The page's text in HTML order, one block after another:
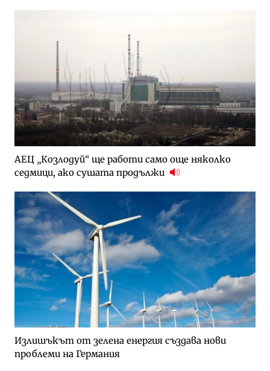
АЕЦ „Козлодуй“ ще работи само още няколко
седмици, ако сушата продължи
Излишъкът от зелена енергия създава нови
проблеми на Германия